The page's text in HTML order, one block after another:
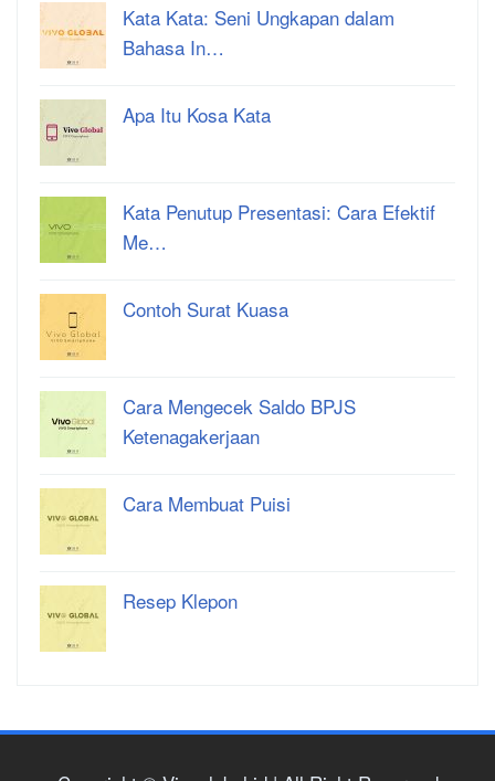
Kata Kata: Seni Ungkapan dalam
Bahasa In…
Apa Itu Kosa Kata
Kata Penutup Presentasi: Cara Efektif
Me…
Contoh Surat Kuasa
Cara Mengecek Saldo BPJS
Ketenagakerjaan
Cara Membuat Puisi
Resep Klepon